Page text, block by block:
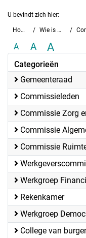
U bevindt zich hier:
Home Wie is wie
A A A
Categorieën
Gemeenteraad
Commissieleden
Commissie Zorg
Commissie
Commissie
Werkgroep
Rekenkamer
Werkgroep
College van